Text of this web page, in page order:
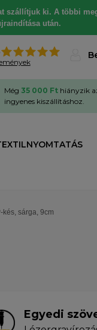
szállítjuk ki. A többi
után.
Még 35 000 Ft hiányzik
ingyenes kiszállításhoz.
kés, sárga, 9cm
Egyedi